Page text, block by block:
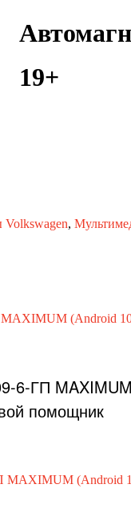
19+
,
6-ГП
помощник